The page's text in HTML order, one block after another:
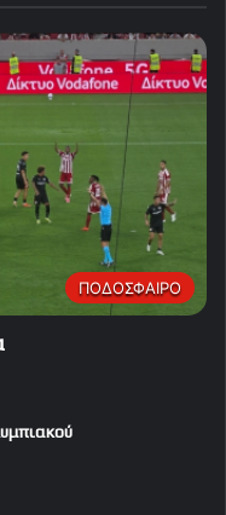
ΠΟΔΟΣΦΑΙΡΟ